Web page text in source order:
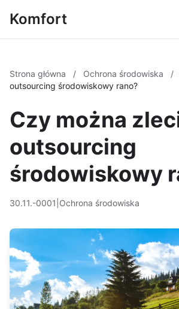
Komfort
Strona główna / Ochrona środowiska /
outsourcing środowiskowy rano?
Czy można
outsourcing
środowiskowy
30.11.-0001 Ochrona środowiska